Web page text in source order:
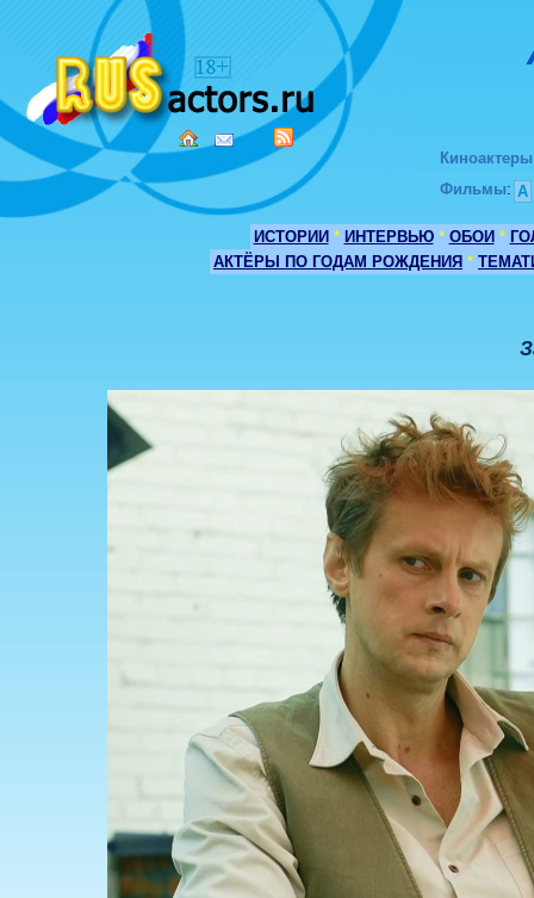
Киноактеры
Фильмы: А
ИСТОРИИ * ИНТЕРВЬЮ * ОБОИ *
АКТЁРЫ ПО ГОДАМ РОЖДЕНИЯ *